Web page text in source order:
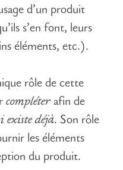
d’un produit
s’en font, leurs
éléments, etc.).
rôle de cette
compléterafin de
existe déjà. Son rôle
les éléments
du produit.